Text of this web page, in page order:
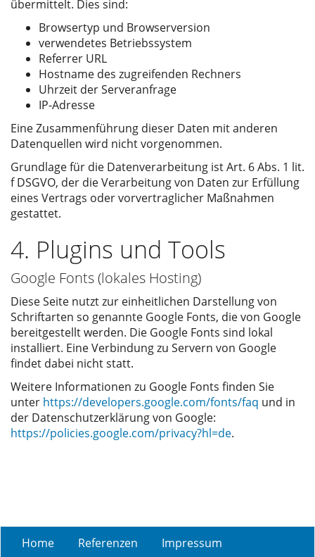
übermittelt. Dies sind:
Browsertyp und Browserversion
verwendetes Betriebssystem
Referrer URL
Hostname des zugreifenden Rechners
Uhrzeit der Serveranfrage
IP-Adresse
Eine Zusammenführung dieser Daten mit anderen
Datenquellen wird nicht vorgenommen.
Grundlage für die Datenverarbeitung ist Art. 6 Abs. 1 lit.
f DSGVO, der die Verarbeitung von Daten zur Erfüllung
eines Vertrags oder vorvertraglicher Maßnahmen
gestattet.
4. Plugins und Tools
Google Fonts (lokales Hosting)
Diese Seite nutzt zur einheitlichen Darstellung von
Schriftarten so genannte Google Fonts, die von Google
bereitgestellt werden. Die Google Fonts sind lokal
installiert. Eine Verbindung zu Servern von Google
findet dabei nicht statt.
Weitere Informationen zu Google Fonts finden Sie
unter https://developers.google.com/fonts/faq und in
der Datenschutzerklärung von Google:
https://policies.google.com/privacy?hl=de.
Home Referenzen Impressum